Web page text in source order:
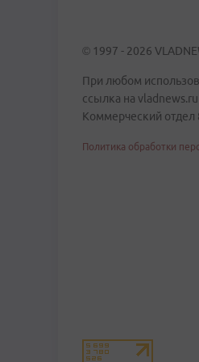
© 1997 - 2026
При любом
ссылка на
Коммерческий отдел
Политика обработки